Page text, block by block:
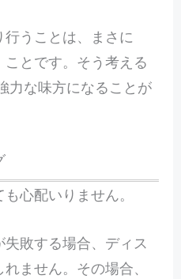
うことは、まさに
ことです。そう考える
力な味方になることが
心配いりません。
敗する場合、ディス
ません。その場合、